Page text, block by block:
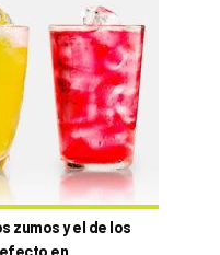
zumos y el de los